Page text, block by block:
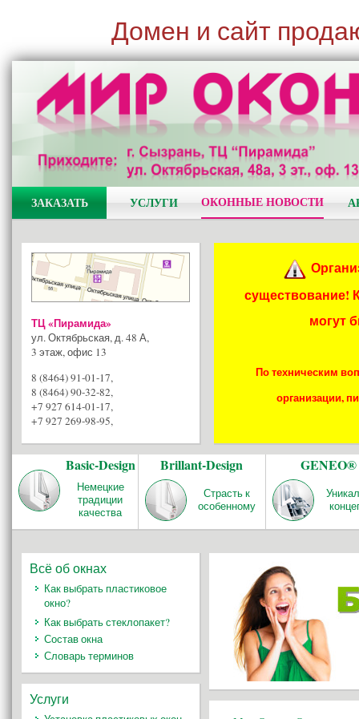
Домен и сайт
ЗАКАЗАТЬ УСЛУГИ ОКОННЫЕ НОВОСТИ
ТЦ «Пирамида»
ул. Октябрьская, д. 48 А,
3 этаж, офис 13
8 (8464) 91-01-17,
8 (8464) 90-32-82,
+7 927 614-01-17,
+7 927 269-98-95,
существование!
могут
По техническим
организации,
Basic-Design
Немецкие
традиции
качества
Brillant-Design
Страсть к
особенному
GENEO®
Всё об окнах
Как выбрать пластиковое
окно?
Как выбрать стеклопакет?
Состав окна
Словарь терминов
Услуги